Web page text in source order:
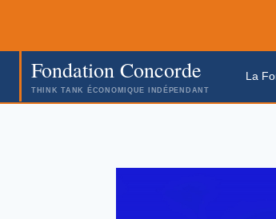
Fondation Concorde
THINK TANK ÉCONOMIQUE INDÉPENDANT
La